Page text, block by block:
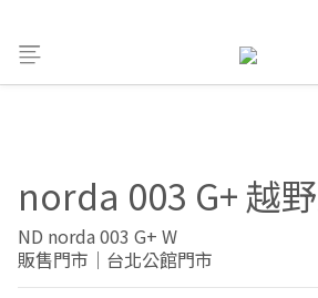
norda 003 G+ 越
ND norda 003 G+ W
販售門市｜台北公館門市